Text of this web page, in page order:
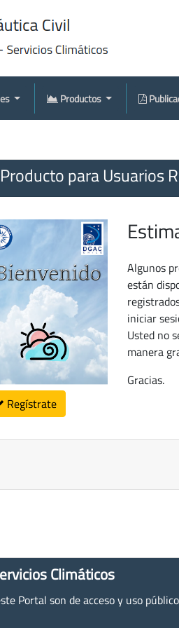
Productos
para Usuarios
Regístrate
Algunos
están
iniciar
Usted no
manera
Gracias.
Climáticos
Portal son de acceso y uso